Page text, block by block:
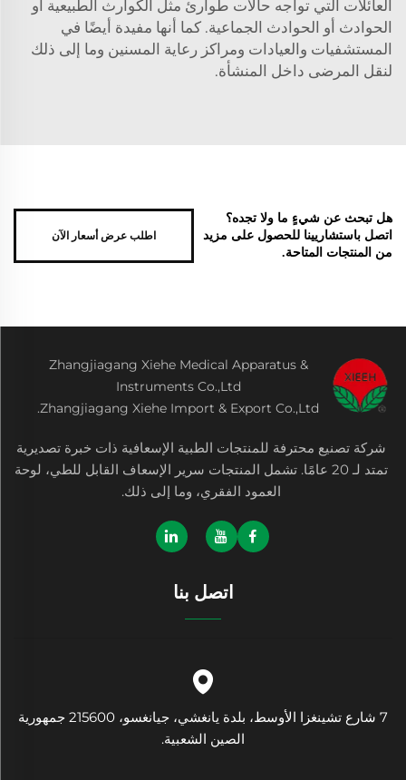
العائلات التي تواجه حالات طوارئ مثل الكوارث الطبيعية أو
الحوادث أو الحوادث الجماعية. كما أنها مفيدة أيضًا في
المستشفيات والعيادات ومراكز رعاية المسنين وما إلى ذلك
لنقل المرضى داخل المنشأة.
هل تبحث عن شيءٍ ما ولا تجده؟
اتصل باستشاريينا للحصول على مزيد
من المنتجات المتاحة.
اطلب عرض أسعار الآن
Zhangjiagang Xiehe Medical Apparatus &
Instruments Co.,Ltd
Zhangjiagang Xiehe Import & Export Co.,Ltd.
شركة تصنيع محترفة للمنتجات الطبية الإسعافية ذات خبرة تصديرية
تمتد لـ 20 عامًا. تشمل المنتجات سرير الإسعاف القابل للطي، لوحة
العمود الفقري، وما إلى ذلك.
اتصل بنا
7 شارع تشينغزا الأوسط، بلدة يانغشي، جيانغسو، 215600 جمهورية
الصين الشعبية.